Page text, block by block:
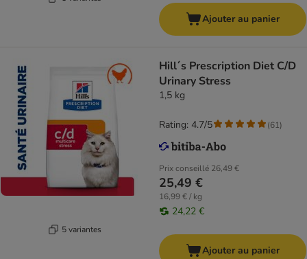
Ajouter au panier
5 variantes
Hill´s Prescription Diet C/D
Urinary Stress
1,5 kg
Prix conseillé 26,49 €
25,49 €
16,99 € / kg
24,22 €
Rating: 4.7/5 (61)
Ajouter au panier